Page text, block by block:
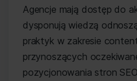
Agencje mają dostęp do
dysponują wiedzą
praktyk w zakresie
przynoszących
pozycjonowania stron